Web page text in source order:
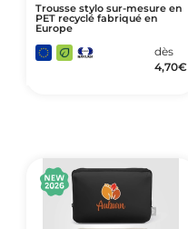
Trousse stylo sur-mesure en
PET recyclé fabriqué en
Europe
dès
4,70€